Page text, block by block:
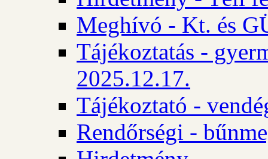
Meghívó - Kt. és
Tájékoztatás -
2025.12.17.
Tájékoztató -
Rendőrségi -